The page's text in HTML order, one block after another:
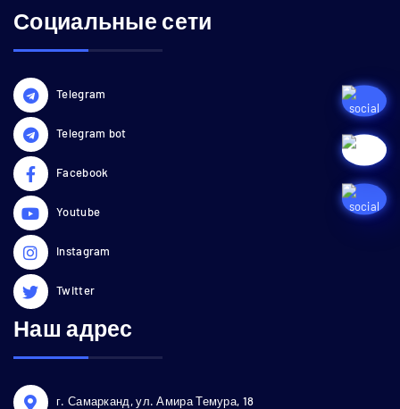
Социальные сети
Telegram
Telegram bot
Facebook
Youtube
Instagram
Twitter
Наш адрес
г. Самарканд, ул. Амира Темура, 18